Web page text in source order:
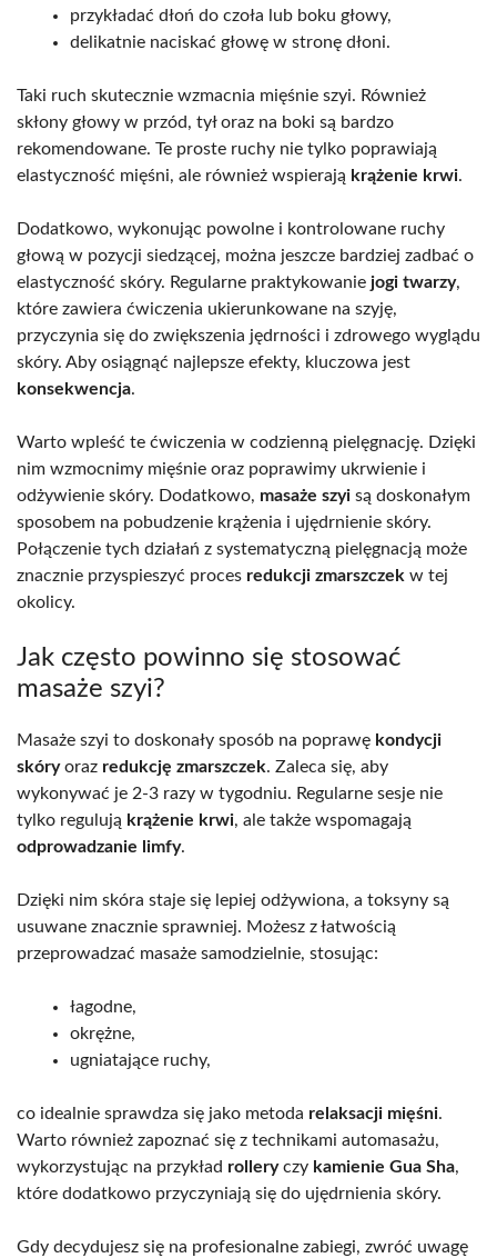
przykładać dłoń do czoła lub boku głowy,
delikatnie naciskać głowę w stronę dłoni.
Taki ruch skutecznie wzmacnia mięśnie szyi. Również
skłony głowy w przód, tył oraz na boki są bardzo
rekomendowane. Te proste ruchy nie tylko poprawiają
elastyczność mięśni, ale również wspierają krążenie krwi.
Dodatkowo, wykonując powolne i kontrolowane ruchy
głową w pozycji siedzącej, można jeszcze bardziej zadbać o
elastyczność skóry. Regularne praktykowanie jogi twarzy,
które zawiera ćwiczenia ukierunkowane na szyję,
przyczynia się do zwiększenia jędrności i zdrowego wyglądu
skóry. Aby osiągnąć najlepsze efekty, kluczowa jest
konsekwencja.
Warto wpleść te ćwiczenia w codzienną pielęgnację. Dzięki
nim wzmocnimy mięśnie oraz poprawimy ukrwienie i
odżywienie skóry. Dodatkowo, masaże szyi są doskonałym
sposobem na pobudzenie krążenia i ujędrnienie skóry.
Połączenie tych działań z systematyczną pielęgnacją może
znacznie przyspieszyć proces redukcji zmarszczek w tej
okolicy.
Jak często powinno się stosować
masaże szyi?
Masaże szyi to doskonały sposób na poprawę kondycji
skóryoraz redukcję zmarszczek. Zaleca się, aby
wykonywać je 2-3 razy w tygodniu. Regularne sesje nie
tylko regulują krążenie krwi, ale także wspomagają
odprowadzanie limfy.
Dzięki nim skóra staje się lepiej odżywiona, a toksyny są
usuwane znacznie sprawniej. Możesz z łatwością
przeprowadzać masaże samodzielnie, stosując:
łagodne,
okrężne,
ugniatające ruchy,
co idealnie sprawdza się jako metoda relaksacji mięśni.
Warto również zapoznać się z technikami automasażu,
wykorzystując na przykład rolleryczy kamienie Gua Sha,
które dodatkowo przyczyniają się do ujędrnienia skóry.
Gdy decydujesz się na profesionalne zabiegi, zwróć uwagę